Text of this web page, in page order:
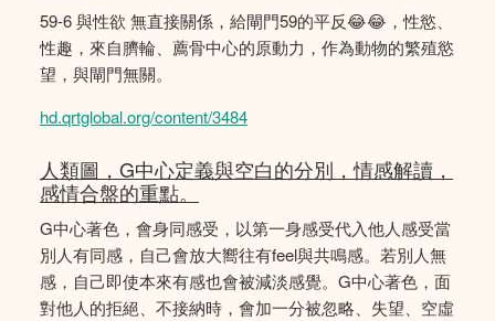
59-6 與性欲 無直接關係，給閘門59的平反😂😂，性慾、
性趣，來自臍輪、薦骨中心的原動力，作為動物的繁殖慾
望，與閘門無關。
hd.qrtglobal.org/content/3484
人類圖，G中心定義與空白的分別，情感解讀，
感情合盤的重點。
G中心著色，會身同感受，以第一身感受代入他人感受當
別人有同感，自己會放大嚮往有feel與共鳴感。若別人無
感，自己即使本來有感也會被減淡感覺。G中心著色，面
對他人的拒絕、不接納時，會加一分被忽略、失望、空虛